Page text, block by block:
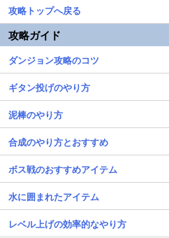
攻略トップへ戻る
攻略ガイド
ダンジョン攻略のコツ
ギタン投げのやり方
泥棒のやり方
合成のやり方とおすすめ
ボス戦のおすすめアイテム
水に囲まれたアイテム
レベル上げの効率的なやり方